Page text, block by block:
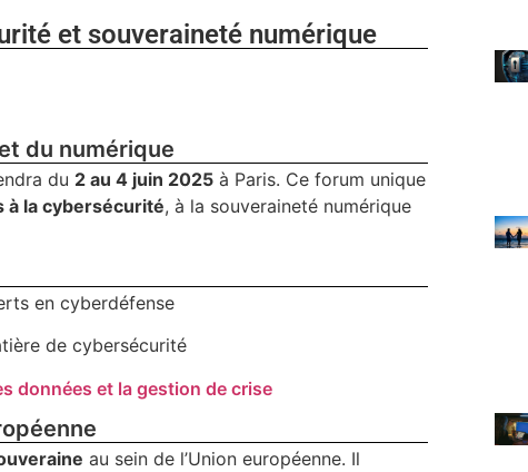
et souveraineté numérique
du numérique
du 2 au 4 juin 2025 à Paris. Ce forum unique
à la cybersécurité, à la souveraineté numérique
en cyberdéfense
de cybersécurité
données et la gestion de crise
au sein de l’Union européenne. Il